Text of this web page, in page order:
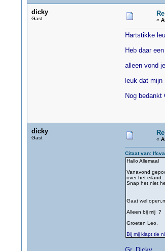
dicky
Gast «
Hartstikke
Heb daar
alleen vond
leuk dat
Nog bedankt
dicky
Gast «
Citaat van:
Hallo Allemaal
Vanavond
over het eiland
Snap het niet
Gaat wel
Alleen bij mij ?
Groeten Leo.
Bij mij klapt tie